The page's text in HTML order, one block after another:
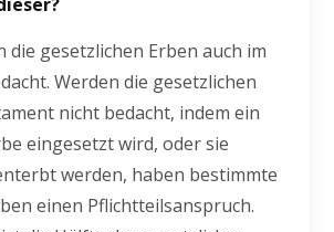
die gesetzlichen Erben auch im
Werden die gesetzlichen
nicht bedacht, indem ein
eingesetzt wird, oder sie
werden, haben bestimmte
einen Pflichtteilsanspruch.